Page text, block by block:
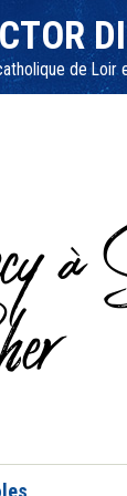
de Loir